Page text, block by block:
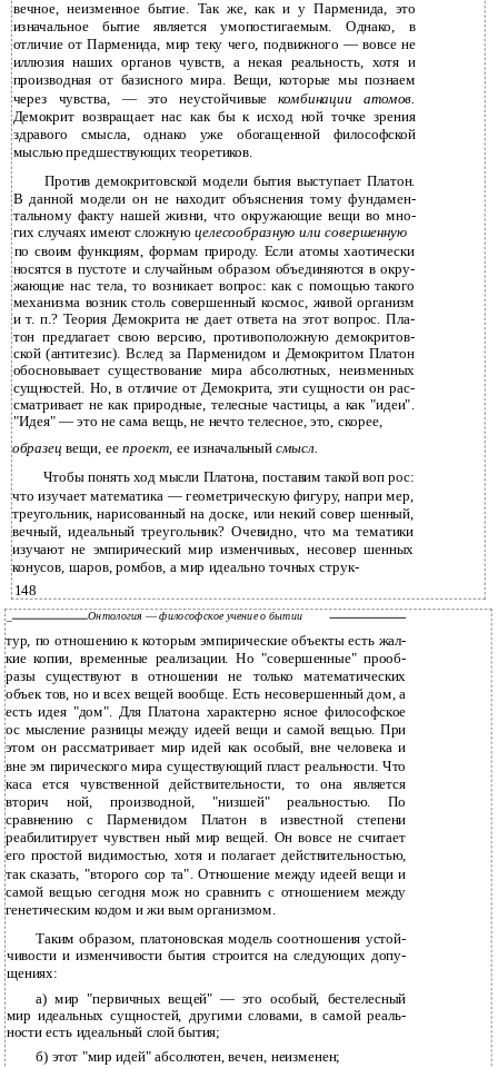
вечное, неизменное бытие. Так же, как и у Парменида, это
изначальное бытие является умопостигаемым. Однако, в
отличие от Парменида, мир теку­ чего, подвижного — вовсе не
иллюзия наших органов чувств, а некая реальность, хотя и
производная от базисного мира. Вещи, которые мы познаем
через чувства, — это неустойчивыекомбинации атомов.
Демокрит возвращает нас как бы к исход­ ной точке зрения
здравого смысла, однако уже обогащенной философской
мыслью предшествующих теоретиков.
Против демокритовской модели бытия выступает Платон.
В данной модели он не находит объяснения тому фундамен­
тальному факту нашей жизни, что окружающие вещи во мно­
гих случаях имеют сложную целесообразную или совершенную
по своим функциям, формам природу. Если атомы хаотически
носятся в пустоте и случайным образом объединяются в окру­
жающие нас тела, то возникает вопрос: как с помощью такого
механизма возник столь совершенный космос, живой организм
и т. п.? Теория Демокрита не дает ответа на этот вопрос. Пла­
тон предлагает свою версию, противоположную демокритов­
ской (антитезис). Вслед за Парменидом и Демокритом Платон
обосновывает существование мира абсолютных, неизменных
сущностей. Но, в отличие от Демокрита, эти сущности он рас­
сматривает не как природные, телесные частицы, а как "идеи".
"Идея" — это не сама вещь, не нечто телесное, это, скорее,
образецвещи, еепроект, ее изначальный смысл.
Чтобы понять ход мысли Платона, поставим такой воп­ рос:
что изучает математика — геометрическую фигуру, напри­ мер,
треугольник, нарисованный на доске, или некий совер­ шенный,
вечный, идеальный треугольник? Очевидно, что ма­ тематики
изучают не эмпирический мир изменчивых, несовер­ шенных
конусов, шаров, ромбов, а мир идеально точных струк-
148
_ Онтология —философское учение о бытии
тур, по отношению к которым эмпирические объекты есть жал­
кие копии, временные реализации. Но "совершенные" прооб­
разы существуют в отношении не только математических
объек­ тов, но и всех вещей вообще. Есть несовершенный дом, а
есть идея "дом". Для Платона характерно ясное философское
ос­ мысление разницы между идеей вещи и самой вещью. При
этом он рассматривает мир идей как особый, вне человека и
вне эм­ пирического мира существующий пласт реальности. Что
каса­ ется чувственной действительности, то она является
вторич­ ной, производной, "низшей" реальностью. По
сравнению с Парменидом Платон в известной степени
реабилитирует чувствен­ ный мир вещей. Он вовсе не считает
его простой видимостью, хотя и полагает действительностью,
так сказать, "второго сор­ та". Отношение между идеей вещи и
самой вещью сегодня мож­ но сравнить с отношением между
генетическим кодом и жи­ вым организмом.
Таким образом, платоновская модель соотношения устой­
чивости и изменчивости бытия строится на следующих допу­
щениях:
а) мир "первичных вещей" — это особый, бестелесный
мир идеальных сущностей, другими словами, в самой реаль­
ности есть идеальный слой бытия;
б) этот "мир идей" абсолютен, вечен, неизменен;